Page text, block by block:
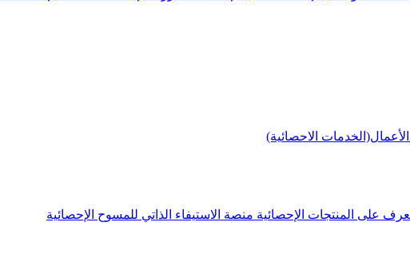
الاحصائية)
على المنتجات الإحصائية منصة الاستيفاء الذاتي للمسوح الإحصائية